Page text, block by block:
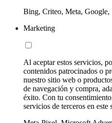
Bing, Criteo, Meta,
Marketing
Al aceptar estos servicios,
contenidos patrocinados o
nuestro sitio web o
de navegación y compra,
éxito. Con tu
servicios de terceros en este